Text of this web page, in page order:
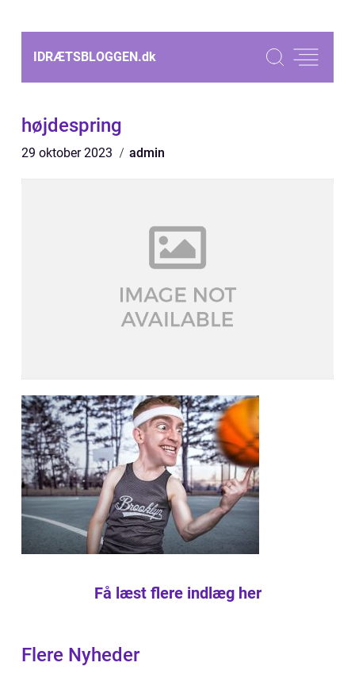
IDRÆTSBLOGGEN.dk
højdespring
29 oktober 2023 admin
Få læst flere indlæg her
Flere Nyheder